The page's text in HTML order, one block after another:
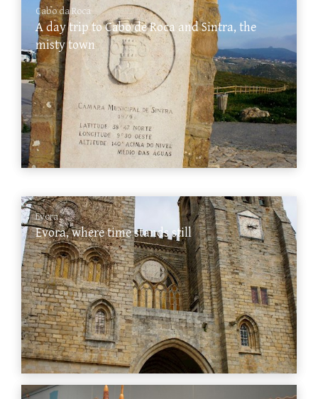
Cabo da Roca
A day trip to Cabo de Roca and Sintra, the
misty town
Evora
Evora, where time stands still